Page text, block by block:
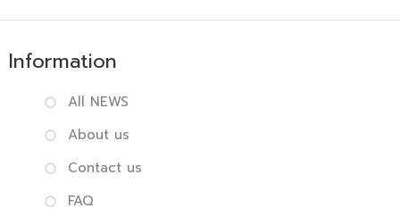
Information
All NEWS
About us
Contact us
FAQ